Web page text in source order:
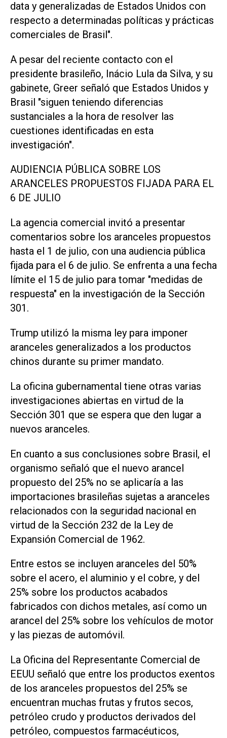
data ​y generalizadas de ‌Estados Unidos con
respecto a determinadas políticas y prácticas
comerciales de Brasil".
A pesar del reciente contacto con el
presidente brasileño, Inácio Lula da Silva, y su
gabinete, Greer señaló que Estados Unidos y
Brasil "siguen teniendo diferencias
sustanciales a la hora de resolver las
cuestiones identificadas en esta
investigación".
AUDIENCIA PÚBLICA SOBRE LOS
ARANCELES PROPUESTOS ⁠FIJADA PARA EL
6 DE JULIO
La agencia comercial invitó a presentar
comentarios sobre los aranceles propuestos
hasta el 1 de julio, con una audiencia pública
fijada para el 6 de julio. Se enfrenta a una fecha
límite el 15 de julio para tomar "medidas de
respuesta" en la investigación de la Sección
301.
Trump utilizó la misma ley para imponer
aranceles generalizados a los productos
chinos durante su primer mandato.
La oficina gubernamental tiene otras varias
investigaciones abiertas en virtud de la
Sección 301 que se ‌espera que den lugar a
nuevos aranceles.
En cuanto a sus conclusiones sobre Brasil, el
organismo señaló que el nuevo arancel
propuesto del 25% no se aplicaría a las
importaciones brasileñas sujetas a aranceles
relacionados con la seguridad nacional en
virtud de la Sección 232 de la Ley de
Expansión Comercial de 1962.
Entre estos se incluyen aranceles del 50%
sobre el acero, el aluminio y ‌el cobre, y del
25% sobre los productos acabados
fabricados con dichos metales, así como un
arancel del 25% sobre los vehículos de motor
y las piezas de automóvil.
La Oficina del Representante Comercial de
‌EEUU señaló que entre ⁠los productos exentos
de los aranceles propuestos del 25% se
encuentran muchas frutas y frutos secos,
petróleo crudo y productos derivados del
petróleo, compuestos farmacéuticos, ​